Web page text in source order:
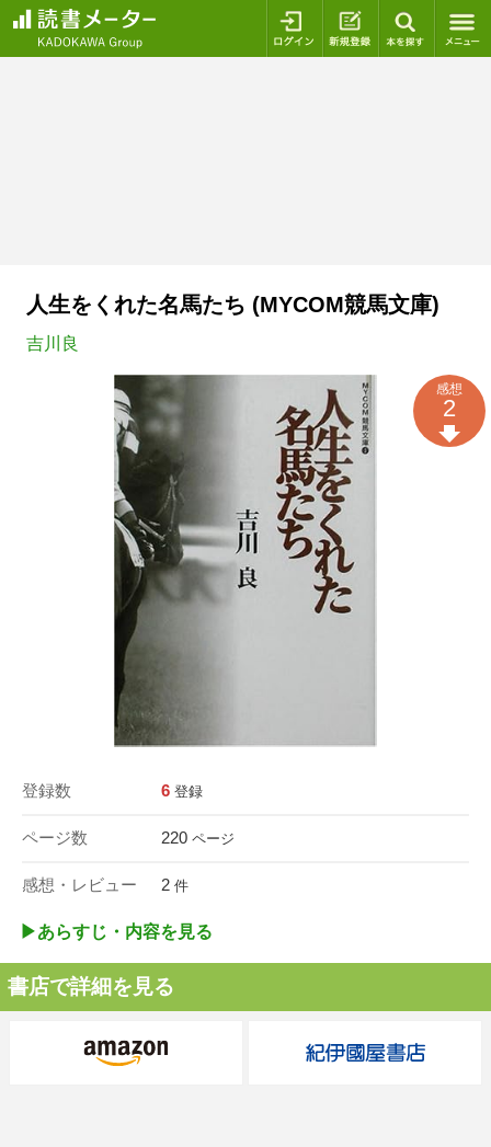
ログイン 新規登録
人生をくれた名馬たち (MYCOM競馬文庫)
吉川良
登録数 6 登録
ページ数 220 ページ
感想・レビュー 2 件
感想
2
▶︎あらすじ・内容を見る
書店で詳細を見る